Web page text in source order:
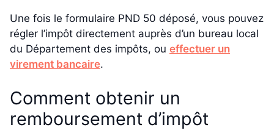
Une fois le formulaire PND 50 déposé, vous pouvez
régler l’impôt directement auprès d’un bureau local
du Département des impôts, ou effectuer un
virement bancaire.
Comment obtenir un
remboursement d’impôt